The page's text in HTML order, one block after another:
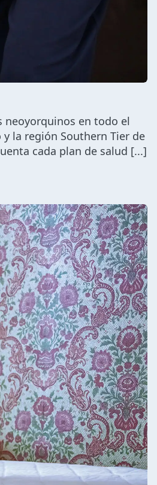
neoyorquinos en todo el
la región Southern Tier de
cada plan de salud [...]